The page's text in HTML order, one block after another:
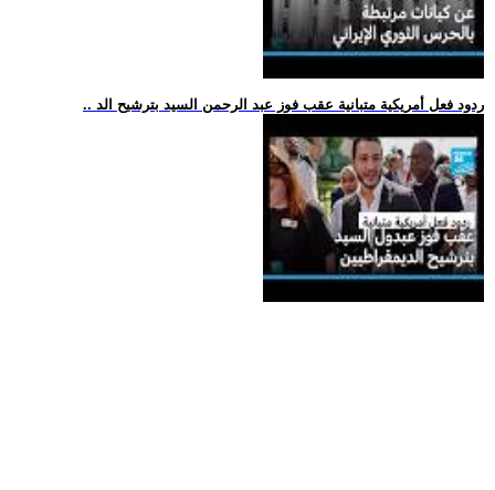
.. ردود فعل أمريكية متبانية عقب فوز عبد الرحمن السيد بترشيح الد